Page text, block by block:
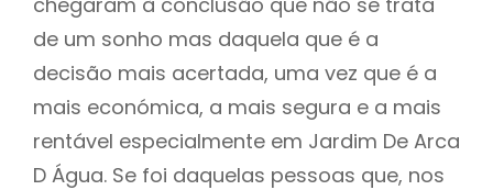
de um sonho mas daquela que é a
decisão mais acertada, uma vez que é a
mais económica, a mais segura e a mais
rentável especialmente em Jardim De Arca
D Água. Se foi daquelas pessoas que, nos